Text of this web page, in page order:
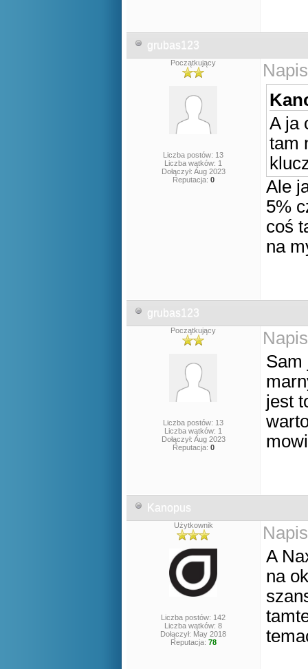
grubas123
Początkujący
Liczba postów: 13
Liczba wątków: 1
Dołączył: Aug 2023
Reputacja: 0
A ja
tam
Ale
5%
coś
na
grubas123
Początkujący
Liczba postów: 13
Liczba wątków: 1
Dołączył: Aug 2023
Reputacja: 0
Sam
jest
Kanopus
Użytkownik
Liczba postów: 142
Liczba wątków: 8
Dołączył: May 2018
Reputacja: 78
A
na